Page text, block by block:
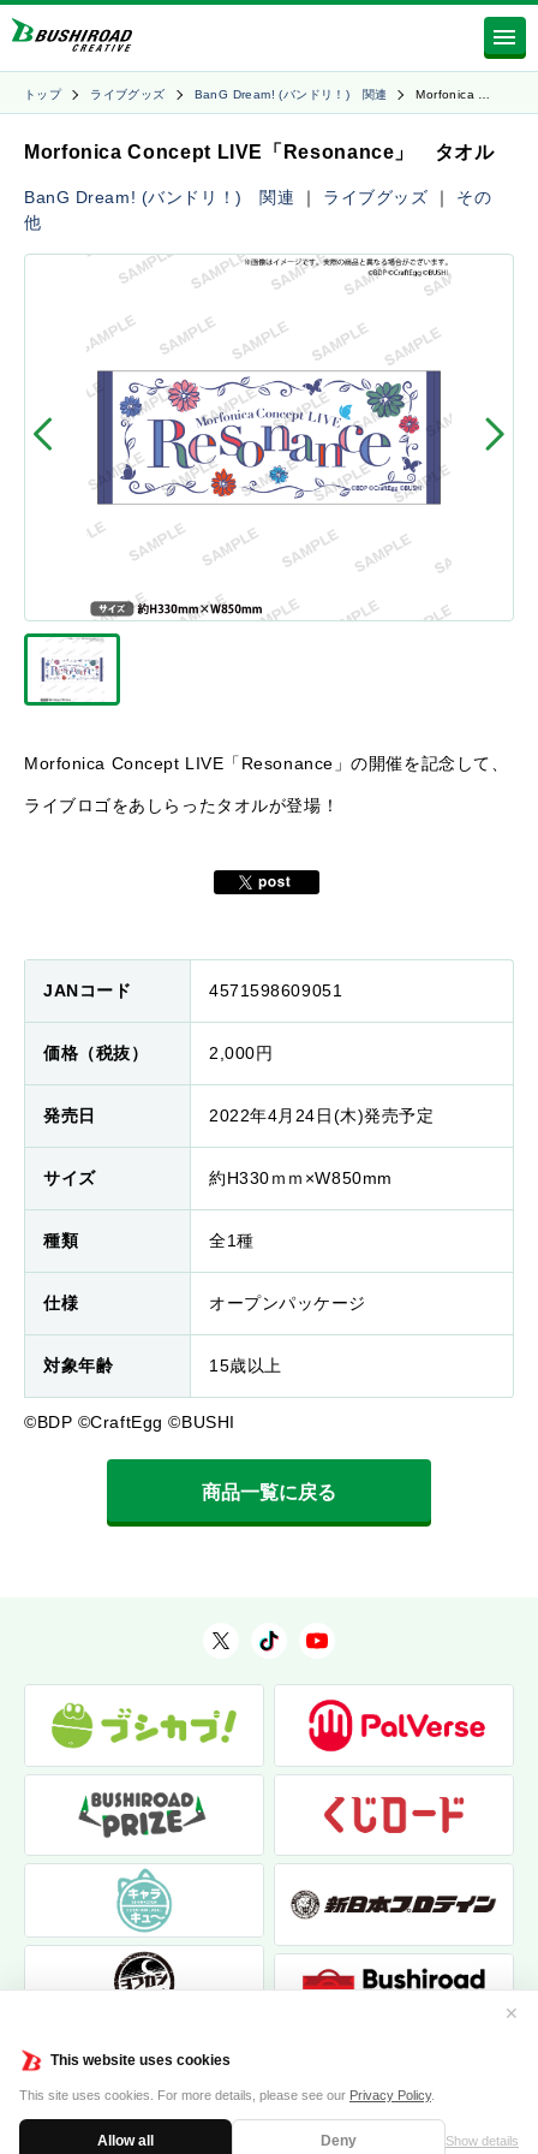
This website uses cookies
This site uses cookies. For more details, please see our Privacy Policy.
Allow all Deny Show details
✕
トップ ライブグッズ BanG Dream! (バンドリ！) 関連 Morfonica …
Morfonica Concept LIVE「Resonance」 タオル
BanG Dream! (バンドリ！) 関連 ｜ ライブグッズ ｜ その
他
Morfonica Concept LIVE「Resonance」の開催を記念して、
ライブロゴをあしらったタオルが登場！
JANコード 4571598609051
価格（税抜） 2,000円
発売日 2022年4月24日(木)発売予定
サイズ 約H330ｍｍ×W850mm
種類 全1種
仕様 オープンパッケージ
対象年齢 15歳以上
©BDP ©CraftEgg ©BUSHI
商品一覧に戻る